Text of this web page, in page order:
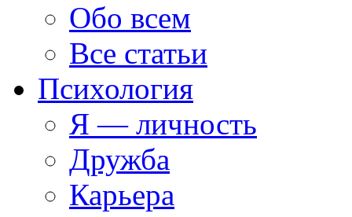
Обо всем
Все статьи
Психология
Я — личность
Дружба
Карьера